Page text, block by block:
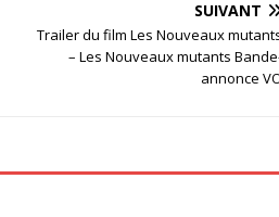
SUIVANT
Trailer du film Les Nouveaux
– Les Nouveaux mutants
annonce